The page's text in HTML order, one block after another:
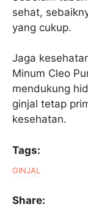
sehat,
yang cukup.
Jaga
Minum Cleo
mendukung
ginjal tetap
kesehatan.
Tags:
GINJAL
Share: